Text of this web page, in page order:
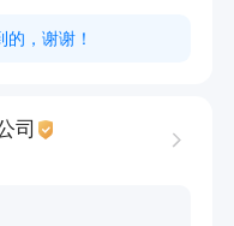
、轧钢、锻压、挤
作态度积极负
的，谢谢！
司